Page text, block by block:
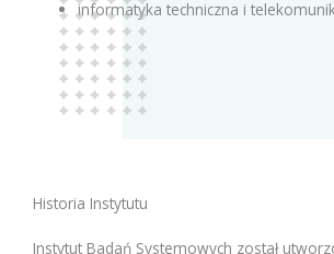
informatyka techniczna i
Historia Instytutu
Instytut Badań Systemowych został